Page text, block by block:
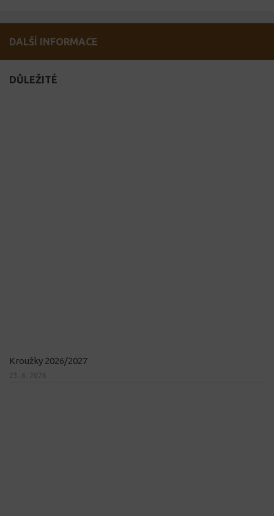
DALŠÍ INFORMACE
DŮLEŽITÉ
Kroužky 2026/2027
23. 6. 2026